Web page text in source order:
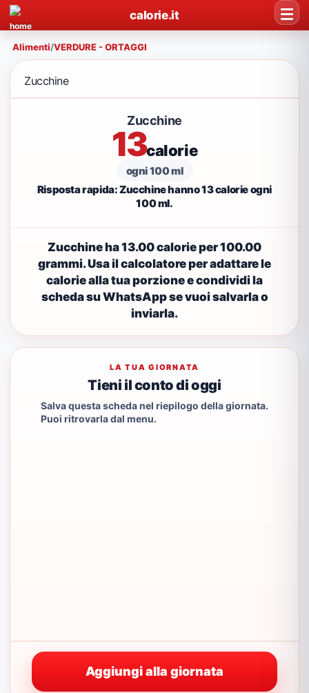
calorie.it
Alimenti/VERDURE - ORTAGGI
Zucchine
Zucchine
13calorie
ogni 100 ml
Risposta rapida: Zucchine hanno 13 calorie ogni
100 ml.
Zucchine ha 13.00 calorie per 100.00
grammi. Usa il calcolatore per adattare le
calorie alla tua porzione e condividi la
scheda su WhatsApp se vuoi salvarla o
inviarla.
LA TUA GIORNATA
Tieni il conto di oggi
Salva questa scheda nel riepilogo della giornata.
Puoi ritrovarla dal menu.
Aggiungi alla giornata